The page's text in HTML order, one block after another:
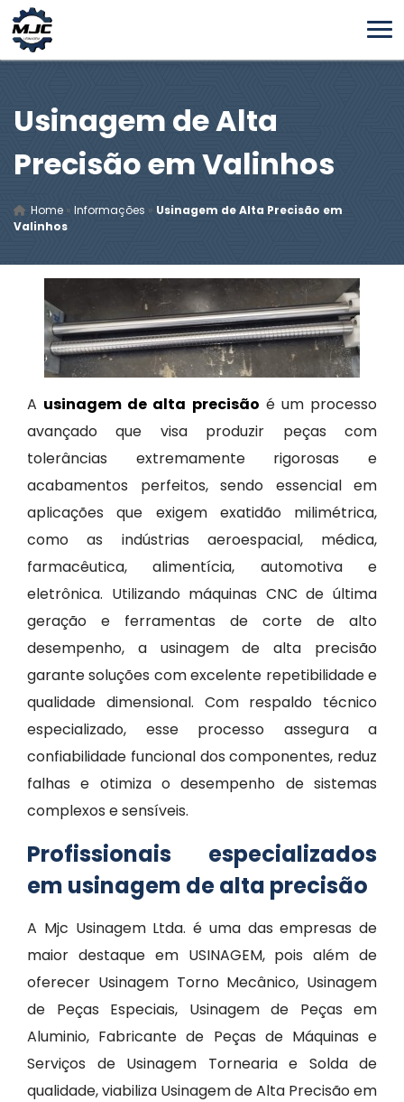
Usinagem de Alta
Precisão em Valinhos
Home » Informações » Usinagem de Alta Precisão em
Valinhos
A usinagem de alta precisão é um processo
avançado que visa produzir peças com
tolerâncias extremamente rigorosas e
acabamentos perfeitos, sendo essencial em
aplicações que exigem exatidão milimétrica,
como as indústrias aeroespacial, médica,
farmacêutica, alimentícia, automotiva e
eletrônica. Utilizando máquinas CNC de última
geração e ferramentas de corte de alto
desempenho, a usinagem de alta precisão
garante soluções com excelente repetibilidade e
qualidade dimensional. Com respaldo técnico
especializado, esse processo assegura a
confiabilidade funcional dos componentes, reduz
falhas e otimiza o desempenho de sistemas
complexos e sensíveis.
Profissionais especializados
em usinagem de alta precisão
A Mjc Usinagem Ltda. é uma das empresas de
maior destaque em USINAGEM, pois além de
oferecer Usinagem Torno Mecânico, Usinagem
de Peças Especiais, Usinagem de Peças em
Aluminio, Fabricante de Peças de Máquinas e
Serviços de Usinagem Tornearia e Solda de
qualidade, viabiliza Usinagem de Alta Precisão em